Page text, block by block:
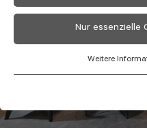
Nur essenzielle
Weitere